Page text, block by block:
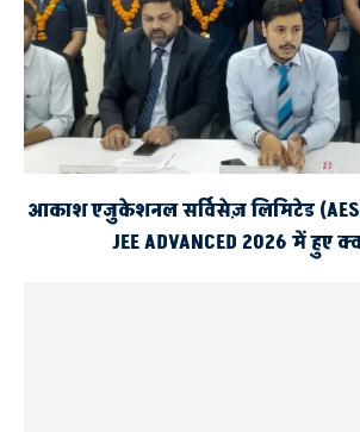
आकाश एजुकेशनल सर्विसेज़ लिमिटेड
JEE ADVANCED 2026 में हुए